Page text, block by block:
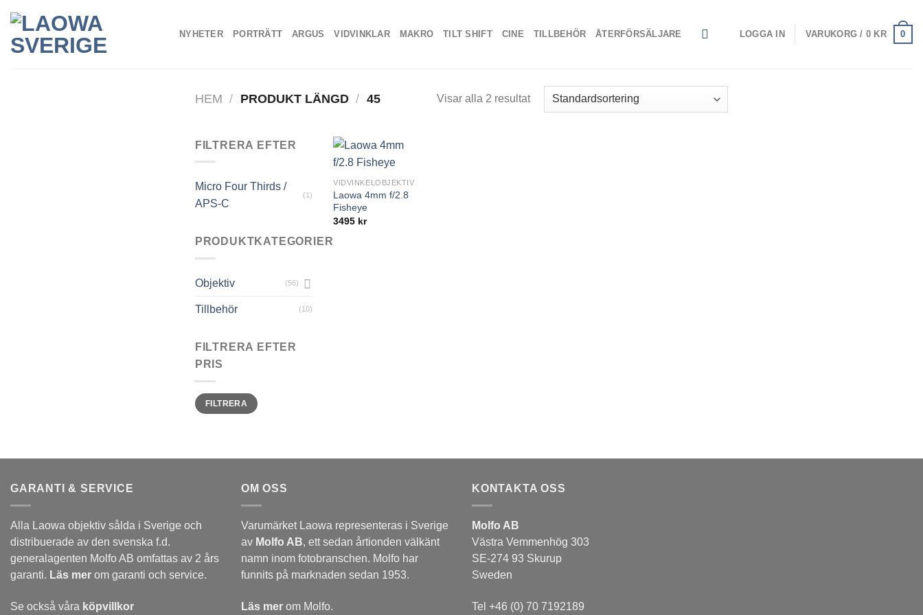
content
NYHETER PORTRÄTT ARGUS VIDVINKLAR MAKRO TILT SHIFT CINE TILLBEHÖR ÅTERFÖRSÄLJARE LOGGA IN VARUKORG / 0 KR 0
HEM / PRODUKT LÄNGD / 45 Visar alla 2 resultat
FILTRERA EFTER
Micro Four Thirds /
APS-C
(1)
PRODUKTKATEGORIER
Objektiv (56)
Tillbehör (10)
FILTRERA EFTER
PRIS
Min
pris
Max
prisFILTRERA
VIDVINKELOBJEKTIV
Laowa 4mm f/2.8
Fisheye
3495 kr
GARANTI & SERVICE
Alla Laowa objektiv sålda i Sverige och
distribuerade av den svenska f.d.
generalagenten Molfo AB omfattas av 2 års
garanti. Läs mer om garanti och service.
Se också våra köpvillkor
OM OSS
Varumärket Laowa representeras i Sverige
av Molfo AB, ett sedan årtionden välkänt
namn inom fotobranschen. Molfo har
funnits på marknaden sedan 1953.
Läs mer om Molfo.
KONTAKTA OSS
Molfo AB
Västra Vemmenhög 303
SE-274 93 Skurup
Sweden
Tel +46 (0) 70 7192189